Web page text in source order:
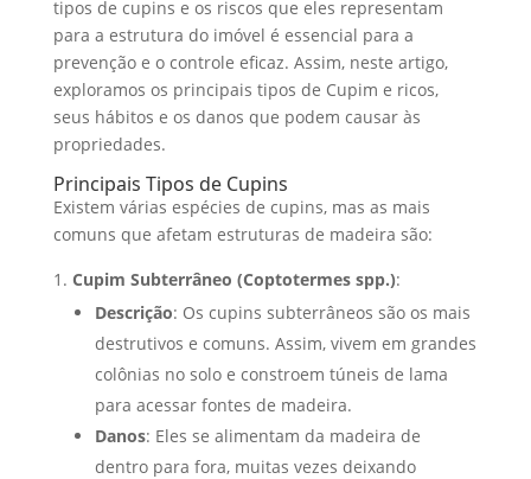
tipos de cupins e os riscos que eles representam
para a estrutura do imóvel é essencial para a
prevenção e o controle eficaz. Assim, neste artigo,
exploramos os principais tipos de Cupim e ricos,
seus hábitos e os danos que podem causar às
propriedades.
Principais Tipos de Cupins
Existem várias espécies de cupins, mas as mais
comuns que afetam estruturas de madeira são:
Cupim Subterrâneo (Coptotermes spp.):
Descrição: Os cupins subterrâneos são os mais
destrutivos e comuns. Assim, vivem em grandes
colônias no solo e constroem túneis de lama
para acessar fontes de madeira.
Danos: Eles se alimentam da madeira de
dentro para fora, muitas vezes deixando